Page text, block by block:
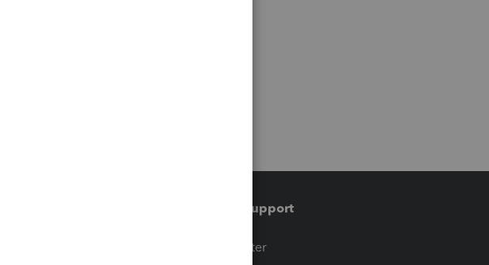
Training & support
Training Center